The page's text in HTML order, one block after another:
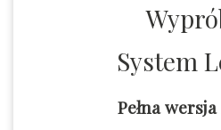
System
Pełna